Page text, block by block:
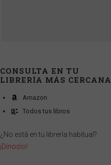
CONSULTA EN TU
LIBRERÍA MÁS CERCANA
Amazon
Todos tus libros
¿No está en tu librería habitual?
¡Dínoslo!